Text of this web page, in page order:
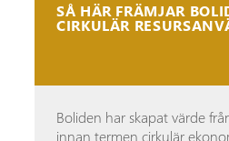
SÅ HÄR FRÄMJAR
CIRKULÄR
Boliden har skapat värde
innan termen cirkulär